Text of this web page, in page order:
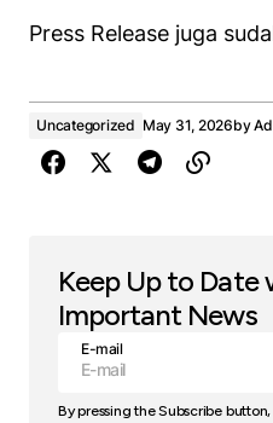
Press Release juga
Uncategorized May 31, 2026by
Keep Up to
Important News
E-mail
By pressing the Subscribe